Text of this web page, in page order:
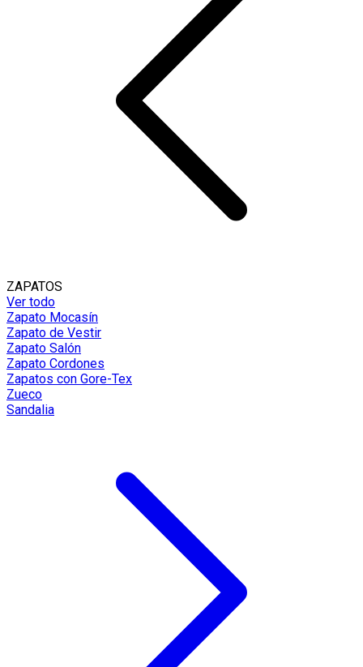
ZAPATOS
Ver todo
Zapato Mocasín
Zapato de Vestir
Zapato Salón
Zapato Cordones
Zapatos con Gore-Tex
Zueco
Sandalia